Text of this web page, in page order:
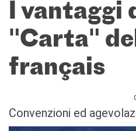
Affittare i nostri
Informativa
AGENDA
Cinema in
originale
CORSI
Carta Giovani
Frantastique
I vantaggi
"Carta"
français
Convenzioni ed